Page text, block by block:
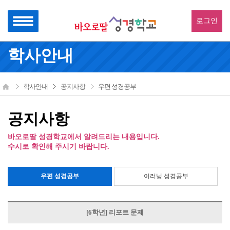
로그인
학사안내
학사안내 공지사항 우편 성경공부
공지사항
바오로딸 성경학교에서 알려드리는 내용입니다.
수시로 확인해 주시기 바랍니다.
우편 성경공부 이러닝 성경공부
[6학년] 리포트 문제